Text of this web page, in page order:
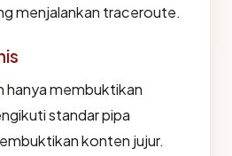
menjalankan traceroute.
hanya membuktikan
standar pipa
konten jujur.